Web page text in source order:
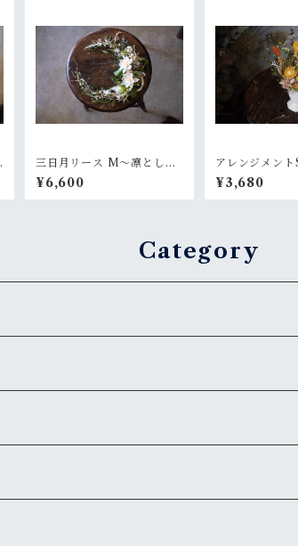
三日月リース M〜凛とした
光
¥6,600
アレンジメント
射し
¥3,680
Category